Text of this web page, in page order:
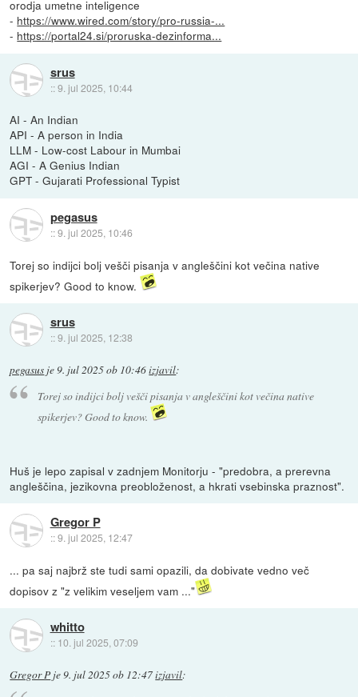
orodja umetne inteligence
- https://www.wired.com/story/pro-russia-...
- https://portal24.si/proruska-dezinforma...
srus
::9. jul 2025, 10:44
AI - An Indian
API - A person in India
LLM - Low-cost Labour in Mumbai
AGI - A Genius Indian
GPT - Gujarati Professional Typist
pegasus
::9. jul 2025, 10:46
Torej so indijci bolj vešči pisanja v angleščini kot večina native
spikerjev? Good to know.
srus
::9. jul 2025, 12:38
pegasus je 9. jul 2025 ob 10:46izjavil:
Torej so indijci bolj vešči pisanja v angleščini kot večina native
spikerjev? Good to know.
Huš je lepo zapisal v zadnjem Monitorju - "predobra, a prerevna
angleščina, jezikovna preobloženost, a hkrati vsebinska praznost".
Gregor P
::9. jul 2025, 12:47
... pa saj najbrž ste tudi sami opazili, da dobivate vedno več
dopisov z "z velikim veseljem vam ..."
whitto
:: 10. jul 2025, 07:09
Gregor P je9. jul 2025 ob 12:47izjavil: